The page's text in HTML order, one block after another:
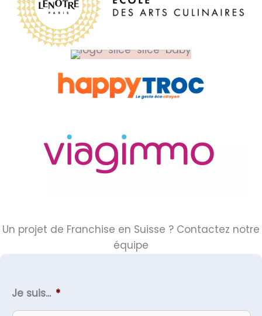
Un projet de Franchise en Suisse ? Contactez notre
équipe
Je suis... *